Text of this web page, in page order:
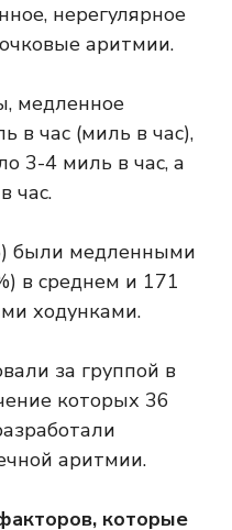
нерегулярное
аритмии.
медленное
в час (миль в час),
3-4 миль в час, а
час.
были медленными
в среднем и 171
ходунками.
за группой в
которых 36
аритмии.
которые